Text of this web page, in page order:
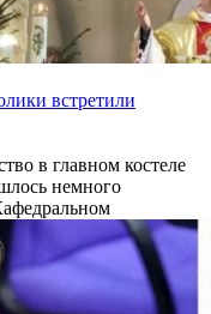
встретили
в главном костеле
немного